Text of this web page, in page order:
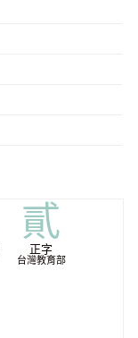
貳
正字
台灣教育部